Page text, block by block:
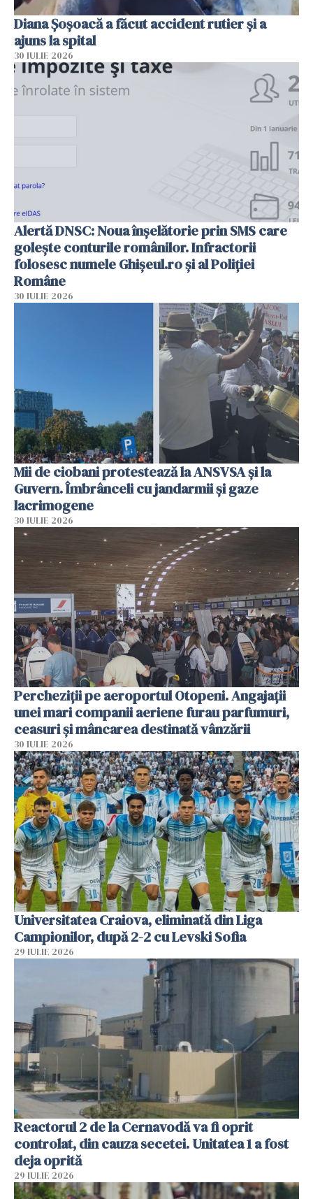
Diana Șoșoacă a făcut accident rutier și a
ajuns la spital
30 IULIE 2026
Alertă DNSC: Noua înșelătorie prin SMS care
golește conturile românilor. Infractorii
folosesc numele Ghișeul.ro și al Poliției
Române
30 IULIE 2026
Mii de ciobani protestează la ANSVSA și la
Guvern. Îmbrânceli cu jandarmii și gaze
lacrimogene
30 IULIE 2026
Percheziții pe aeroportul Otopeni. Angajații
unei mari companii aeriene furau parfumuri,
ceasuri și mâncarea destinată vânzării
30 IULIE 2026
Universitatea Craiova, eliminată din Liga
Campionilor, după 2-2 cu Levski Sofia
29 IULIE 2026
Reactorul 2 de la Cernavodă va fi oprit
controlat, din cauza secetei. Unitatea 1 a fost
deja oprită
29 IULIE 2026